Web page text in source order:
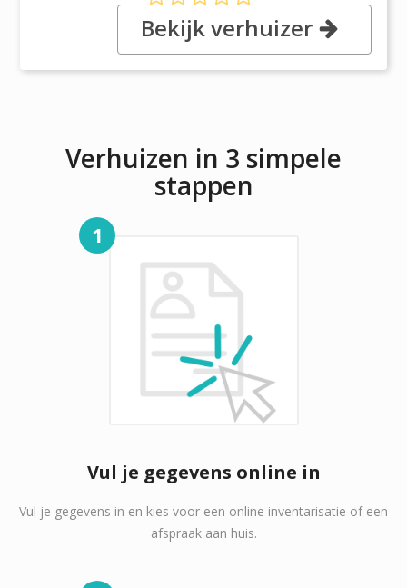
, 2370 Walkley Road, K1G 4H9
OTTAWA, ON
Bekijk verhuizer
Verhuizen in 3 simpele
stappen
1
Vul je gegevens online in
Vul je gegevens in en kies voor een online inventarisatie of een
afspraak aan huis.